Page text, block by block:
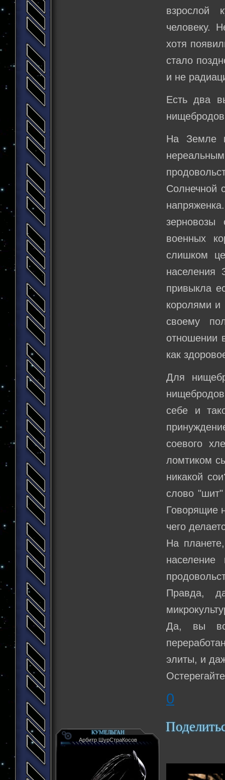
взрослой
человеку.
хотя
стало
и не
Есть два
На Земле
Солнечной
военных
слишком
населения
привыкла
королями и
своему
отношении
как
Для
себе и
соевого
ломтиком
никакой
слово
Говорящие
чего
На
население
Правда,
Да, вы
элиты, и
0
КУМЕЛЬГАН
Арбитр ШурСтраКосов